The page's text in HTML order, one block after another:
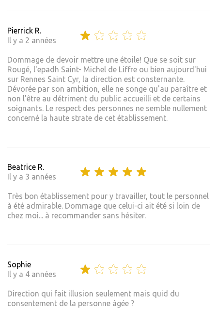
Pierrick R.
Il y a 2 années
Dommage de devoir mettre une étoile! Que se soit sur
Rougé, l'epadh Saint- Michel de Liffre ou bien aujourd'hui
sur Rennes Saint Cyr, la direction est consternante.
Dévorée par son ambition, elle ne songe qu'au paraître et
non l'être au détriment du public accueilli et de certains
soignants. Le respect des personnes ne semble nullement
concerné la haute strate de cet établissement.
Beatrice R.
Il y a 3 années
Très bon établissement pour y travailler, tout le personnel
à été admirable. Dommage que celui-ci ait été si loin de
chez moi... à recommander sans hésiter.
Sophie
Il y a 4 années
Direction qui fait illusion seulement mais quid du
consentement de la personne âgée ?